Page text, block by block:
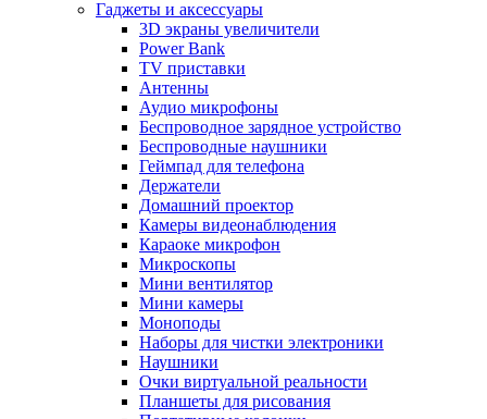
Гаджеты и аксессуары
3D экраны увеличители
Power Bank
TV приставки
Антенны
Аудио микрофоны
Беспроводное зарядное устройство
Беспроводные наушники
Геймпад для телефона
Держатели
Домашний проектор
Камеры видеонаблюдения
Караоке микрофон
Микроскопы
Мини вентилятор
Мини камеры
Моноподы
Наборы для чистки электроники
Наушники
Очки виртуальной реальности
Планшеты для рисования